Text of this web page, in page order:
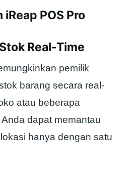
POS Pro
Real-Time
pemilik
barang secara real-
atau beberapa
dapat memantau
hanya dengan satu